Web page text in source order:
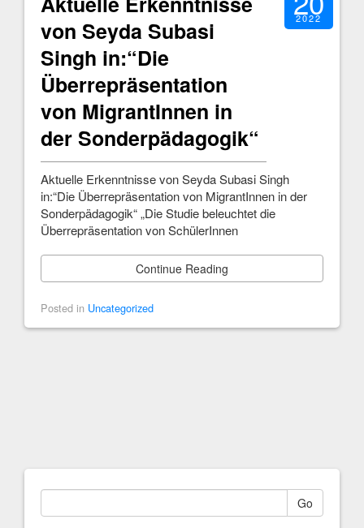
von Seyda Subasi
Singh in:“Die
Überrepräsentation
von MigrantInnen in
der Sonderpädagogik“
2022
Aktuelle Erkenntnisse von Seyda Subasi Singh
in:“Die Überrepräsentation von MigrantInnen in der
Sonderpädagogik“ „Die Studie beleuchtet die
Überrepräsentation von SchülerInnen
Continue Reading
Posted in Uncategorized
Go